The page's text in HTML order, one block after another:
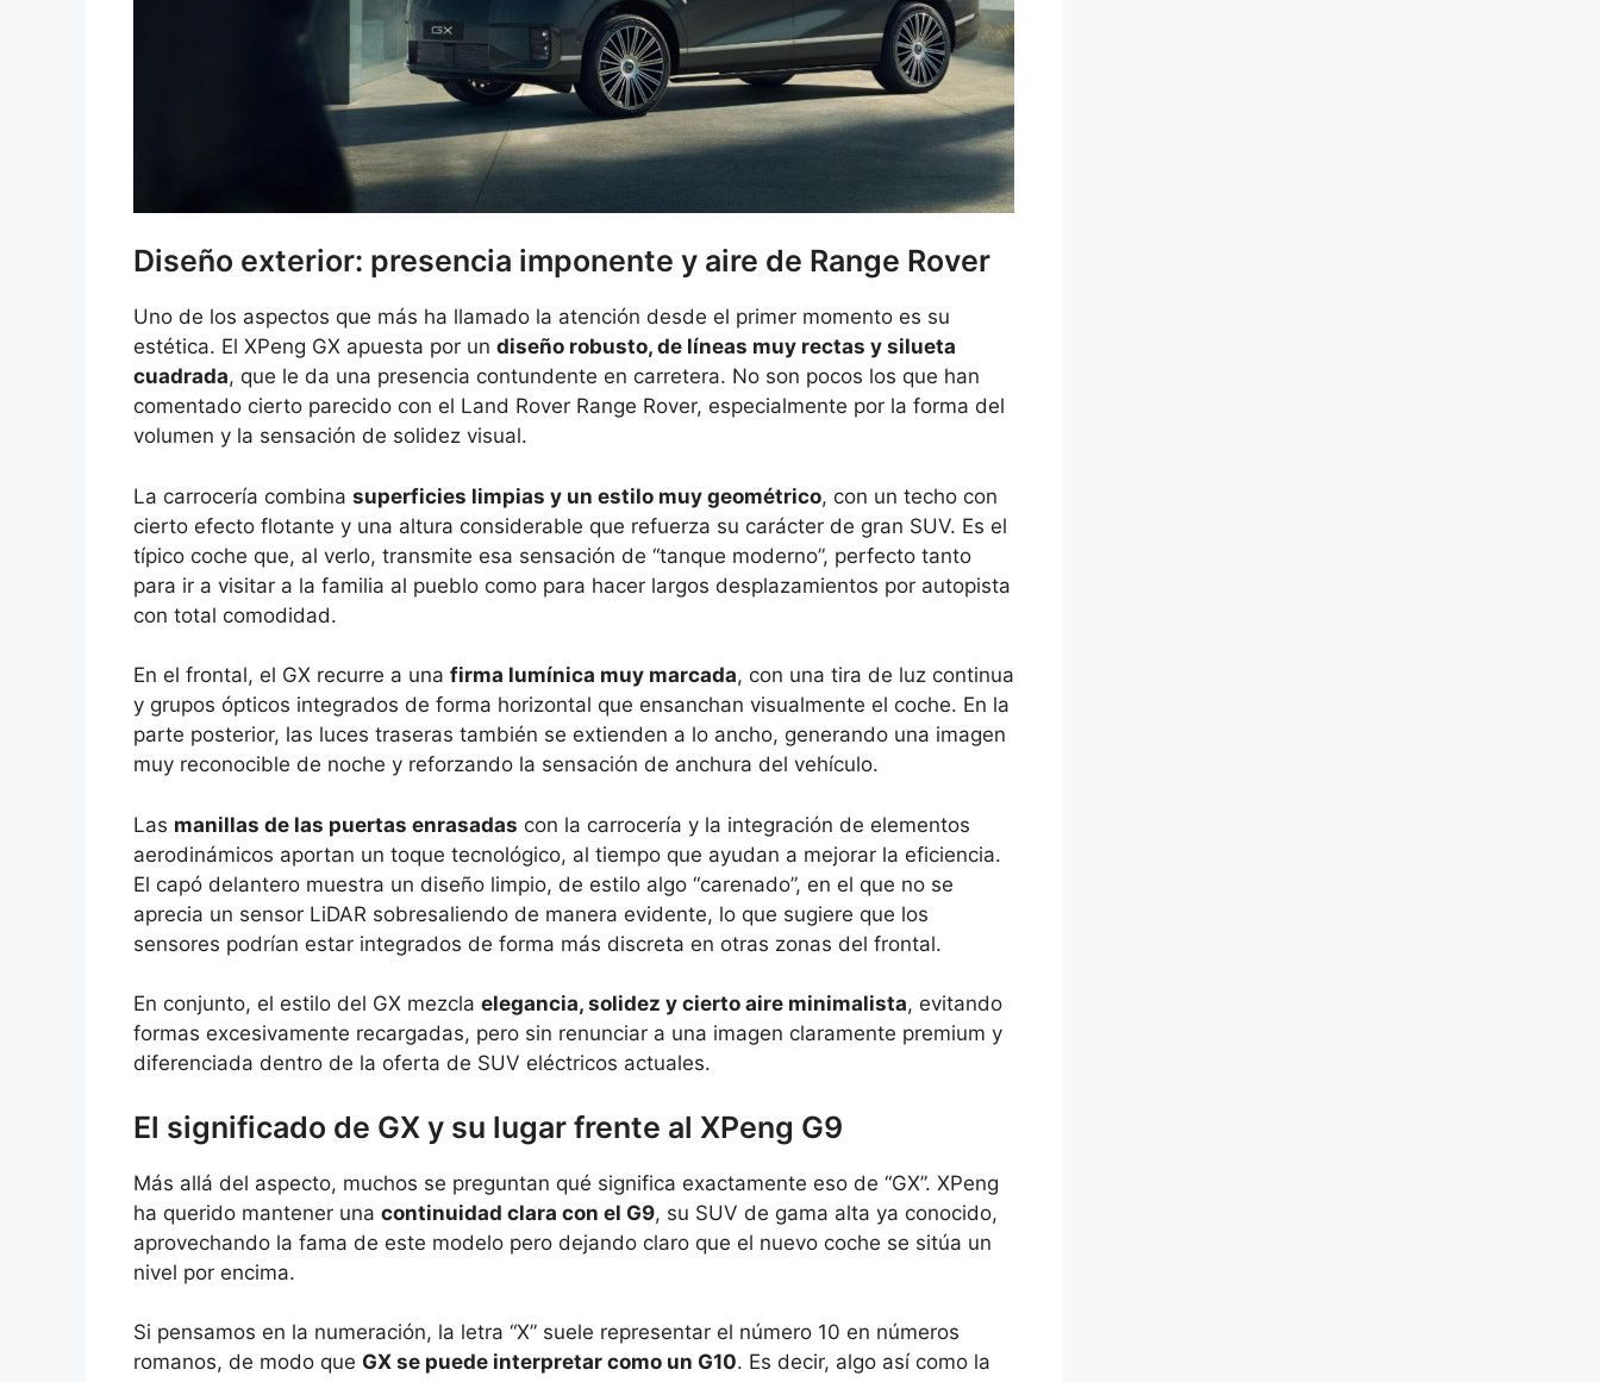
Diseño exterior: presencia imponente y aire de Range Rover
Uno de los aspectos que más ha llamado la atención desde el primer momento es su
estética. El XPeng GX apuesta por un diseño robusto, de líneas muy rectas y silueta
cuadrada, que le da una presencia contundente en carretera. No son pocos los que han
comentado cierto parecido con el Land Rover Range Rover, especialmente por la forma del
volumen y la sensación de solidez visual.
La carrocería combina superficies limpias y un estilo muy geométrico, con un techo con
cierto efecto flotante y una altura considerable que refuerza su carácter de gran SUV. Es el
típico coche que, al verlo, transmite esa sensación de “tanque moderno”, perfecto tanto
para ir a visitar a la familia al pueblo como para hacer largos desplazamientos por autopista
con total comodidad.
En el frontal, el GX recurre a una firma lumínica muy marcada, con una tira de luz continua
y grupos ópticos integrados de forma horizontal que ensanchan visualmente el coche. En la
parte posterior, las luces traseras también se extienden a lo ancho, generando una imagen
muy reconocible de noche y reforzando la sensación de anchura del vehículo.
Las manillas de las puertas enrasadas con la carrocería y la integración de elementos
aerodinámicos aportan un toque tecnológico, al tiempo que ayudan a mejorar la eficiencia.
El capó delantero muestra un diseño limpio, de estilo algo “carenado”, en el que no se
aprecia un sensor LiDAR sobresaliendo de manera evidente, lo que sugiere que los
sensores podrían estar integrados de forma más discreta en otras zonas del frontal.
En conjunto, el estilo del GX mezcla elegancia, solidez y cierto aire minimalista, evitando
formas excesivamente recargadas, pero sin renunciar a una imagen claramente premium y
diferenciada dentro de la oferta de SUV eléctricos actuales.
El significado de GX y su lugar frente al XPeng G9
Más allá del aspecto, muchos se preguntan qué significa exactamente eso de “GX”. XPeng
ha querido mantener una continuidad clara con el G9, su SUV de gama alta ya conocido,
aprovechando la fama de este modelo pero dejando claro que el nuevo coche se sitúa un
nivel por encima.
Si pensamos en la numeración, la letra “X” suele representar el número 10 en números
romanos, de modo que GX se puede interpretar como un G10. Es decir, algo así como la